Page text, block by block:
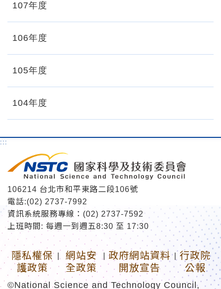
107年度
106年度
105年度
104年度
:::
106214 台北市和平東路二段106號
電話:(02) 2737-7992
資訊系統服務專線：(02) 2737-7592
上班時間: 每週一到週五8:30 至 17:30
隱私權保
護政策
網站安
全政策
政府網站資料
開放宣告
行政院
公報
©National Science and Technology Council,